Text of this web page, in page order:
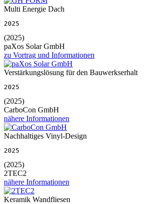
Multi Energie Dach
2025
(2025)
paXos Solar GmbH
zu Vortrag und Informationen
Verstärkungslösung für den Bauwerkserhalt
2025
(2025)
CarboCon GmbH
nähere Informationen
Nachhaltiges Vinyl-Design
2025
(2025)
2TEC2
nähere Informationen
Keramik Wandfliesen